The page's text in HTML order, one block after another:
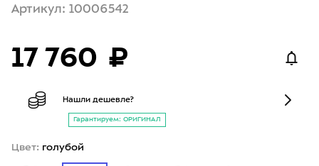
Артикул: 10006542
17 760 ₽
Нашли дешевле?
Гарантируем: ОРИГИНАЛ
Цвет: голубой